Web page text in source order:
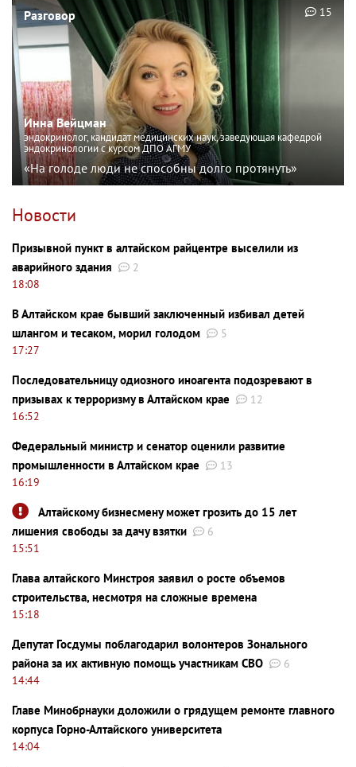
Разговор
Инна Вейцман
эндокринолог, кандидат медицинских наук, заведующая кафедрой
эндокринологии с курсом ДПО АГМУ
«На голоде люди не способны долго протянуть»
15
Новости
Призывной пункт в алтайском райцентре выселили из
аварийного здания
2
18:08
В Алтайском крае бывший заключенный избивал детей
шлангом и тесаком, морил голодом
5
17:27
Последовательницу одиозного иноагента подозревают в
призывах к терроризму в Алтайском крае
12
16:52
Федеральный министр и сенатор оценили развитие
промышленности в Алтайском крае
13
16:19
Алтайскому бизнесмену может грозить до 15 лет
лишения свободы за дачу взятки
6
15:51
Глава алтайского Минстроя заявил о росте объемов
строительства, несмотря на сложные времена
15:18
Депутат Госдумы поблагодарил волонтеров Зонального
района за их активную помощь участникам СВО
6
14:44
Главе Минобрнауки доложили о грядущем ремонте главного
корпуса Горно-Алтайского университета
14:04